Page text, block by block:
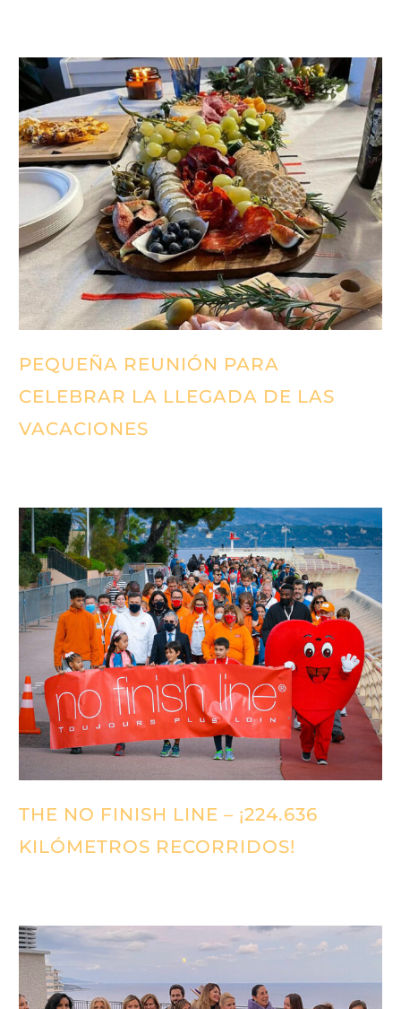
PEQUEÑA REUNIÓN PARA
CELEBRAR LA LLEGADA DE LAS
VACACIONES
THE NO FINISH LINE – ¡224.636
KILÓMETROS RECORRIDOS!